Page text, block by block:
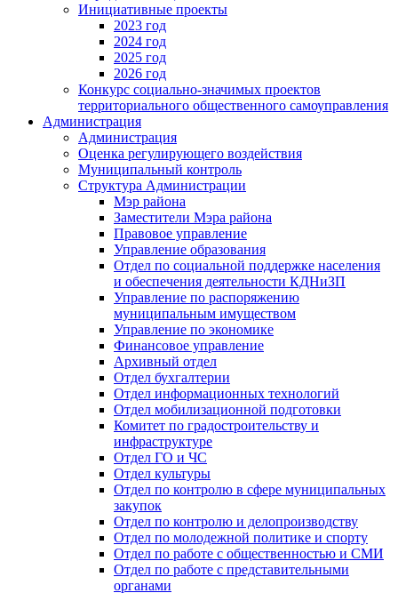
Инициативные проекты
2023 год
2024 год
2025 год
2026 год
Конкурс социально-значимых проектов
территориального общественного самоуправления
Администрация
Администрация
Оценка регулирующего воздействия
Муниципальный контроль
Структура Администрации
Мэр района
Заместители Мэра района
Правовое управление
Управление образования
Отдел по социальной поддержке населения
и обеспечения деятельности КДНиЗП
Управление по распоряжению
муниципальным имуществом
Управление по экономике
Финансовое управление
Архивный отдел
Отдел бухгалтерии
Отдел информационных технологий
Отдел мобилизационной подготовки
Комитет по градостроительству и
инфраструктуре
Отдел ГО и ЧС
Отдел культуры
Отдел по контролю в сфере муниципальных
закупок
Отдел по контролю и делопроизводству
Отдел по молодежной политике и спорту
Отдел по работе с общественностью и СМИ
Отдел по работе с представительными
органами